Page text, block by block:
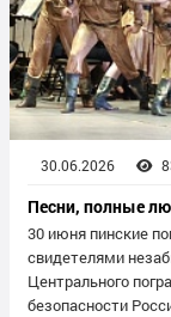
30.06.2026
Песни, полные
30 июня пинские
свидетелями
Центрального
безопасности